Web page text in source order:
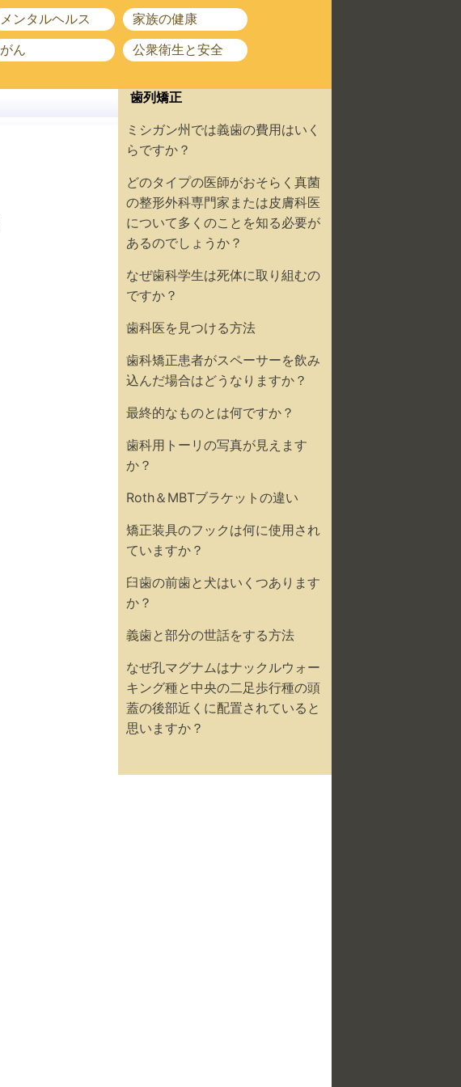
メンタルヘルス
家族の健康
がん 公衆衛生と安全
歯列矯正
ミシガン州では義歯の費用はいく
らですか？
どのタイプの医師がおそらく真菌
の整形外科専門家または皮膚科医
について多くのことを知る必要が
あるのでしょうか？
なぜ歯科学生は死体に取り組むの
ですか？
歯科医を見つける方法
歯科矯正患者がスペーサーを飲み
込んだ場合はどうなりますか？
最終的なものとは何ですか？
歯科用トーリの写真が見えます
か？
Roth＆MBTブラケットの違い
矯正装具のフックは何に使用され
ていますか？
臼歯の前歯と犬はいくつあります
か？
義歯と部分の世話をする方法
なぜ孔マグナムはナックルウォー
キング種と中央の二足歩行種の頭
蓋の後部近くに配置されていると
思いますか？